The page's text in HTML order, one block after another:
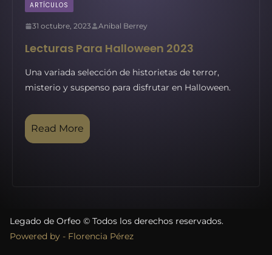
ARTÍCULOS
31 octubre, 2023 Anibal Berrey
Lecturas Para Halloween 2023
Una variada selección de historietas de terror,
misterio y suspenso para disfrutar en Halloween.
Read More
Legado de Orfeo © Todos los derechos reservados.
Powered by - Florencia Pérez